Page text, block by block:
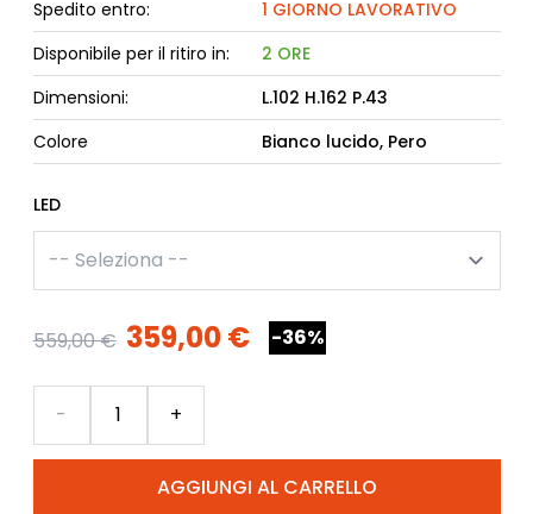
Spedito entro:
1 GIORNO LAVORATIVO
Disponibile per il ritiro in:
2 ORE
Dimensioni:
L.102 H.162 P.43
Colore
Bianco lucido, Pero
LED
559,00 € 359,00 € -36%
AGGIUNGI AL CARRELLO
- +